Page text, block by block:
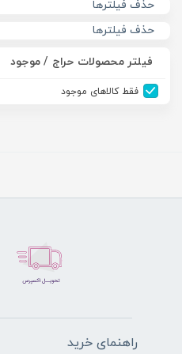
حذف فیلترها
حذف فیلترها
فیلتر محصولات حراج / موجود
فقط کالاهای موجود
راهنمای خرید